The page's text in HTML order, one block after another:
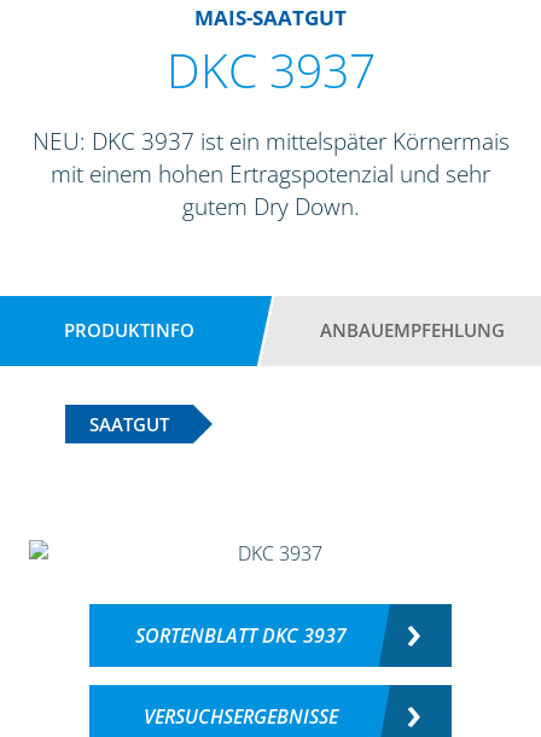
MAIS-SAATGUT
DKC 3937
NEU: DKC 3937 ist ein mittelspäter Körnermais
mit einem hohen Ertragspotenzial und sehr
gutem Dry Down.
PRODUKTINFO ANBAUEMPFEHLUNG
SAATGUT
SORTENBLATT DKC 3937
VERSUCHSERGEBNISSE